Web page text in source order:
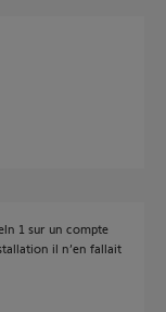
1 sur un compte
il n’en fallait